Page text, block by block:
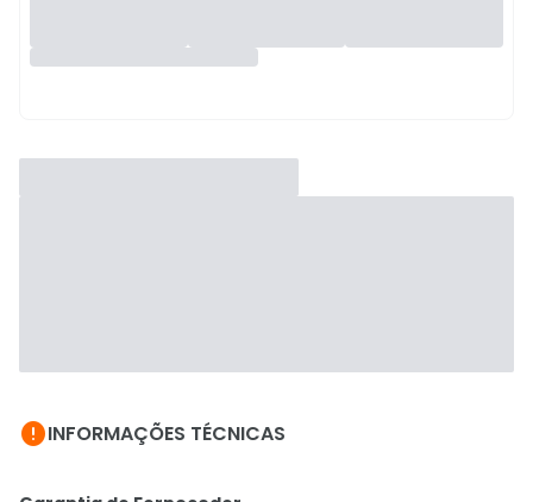
INFORMAÇÕES TÉCNICAS